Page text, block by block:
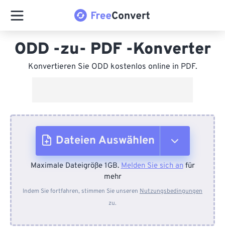
ODD -zu- PDF -Konverter
Konvertieren Sie ODD kostenlos online in PDF.
Dateien Auswählen
Vom Gerät
Von Dropbox
Maximale Dateigröße 1GB.Melden Sie sich anfür
mehr
Indem Sie fortfahren, stimmen Sie unseren Nutzungsbedingungen
zu.